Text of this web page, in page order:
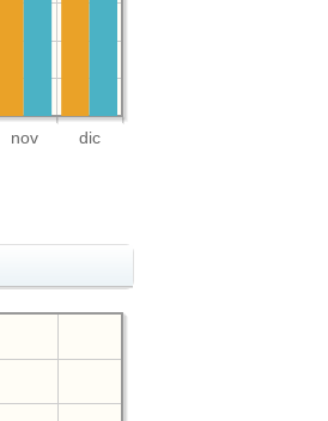
nov dic